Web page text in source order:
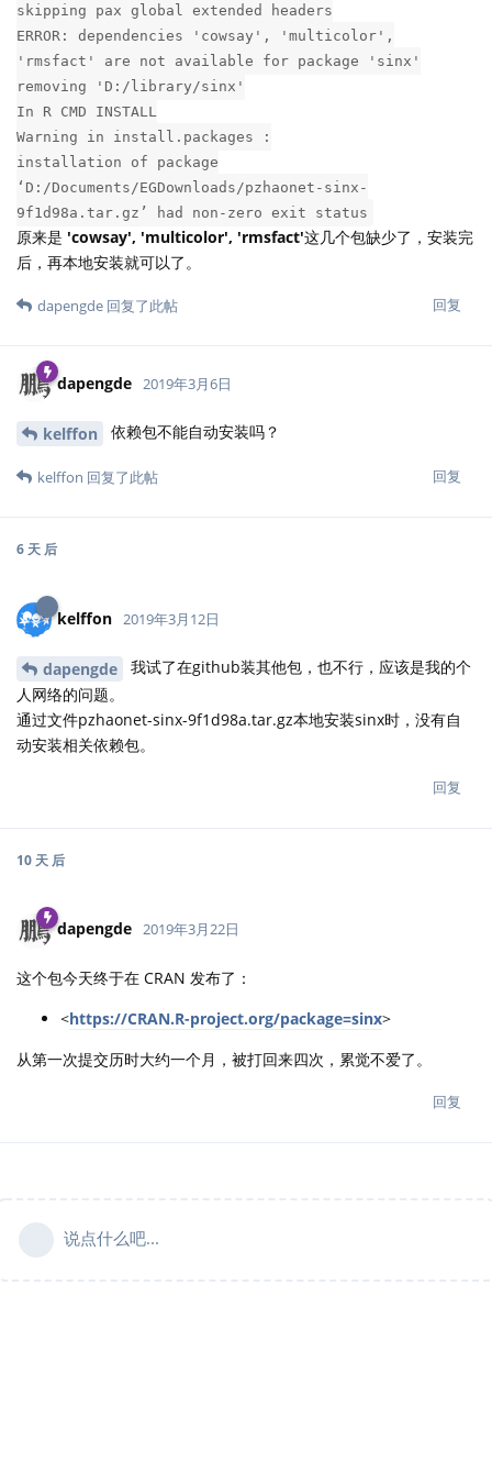
skipping pax global extended headers
ERROR: dependencies 'cowsay', 'multicolor',
'rmsfact' are not available for package 'sinx'
removing 'D:/library/sinx'
In R CMD INSTALL
Warning in install.packages :
installation of package
‘D:/Documents/EGDownloads/pzhaonet-sinx-
9f1d98a.tar.gz’ had non-zero exit status
原来是 'cowsay', 'multicolor', 'rmsfact'这几个包缺少了，安装完
后，再本地安装就可以了。
回复
dapengde 回复了此帖
dapengde 2019年3月6日
kelffon 依赖包不能自动安装吗？
回复
kelffon 回复了此帖
6 天 后
kelffon 2019年3月12日
dapengde
我试了在github装其他包，也不行，应该是我的个
人网络的问题。
通过文件pzhaonet-sinx-9f1d98a.tar.gz本地安装sinx时，没有自
动安装相关依赖包。
回复
10 天 后
dapengde 2019年3月22日
这个包今天终于在 CRAN 发布了：
<https://CRAN.R-project.org/package=sinx>
从第一次提交历时大约一个月，被打回来四次，累觉不爱了。
回复
说点什么吧...